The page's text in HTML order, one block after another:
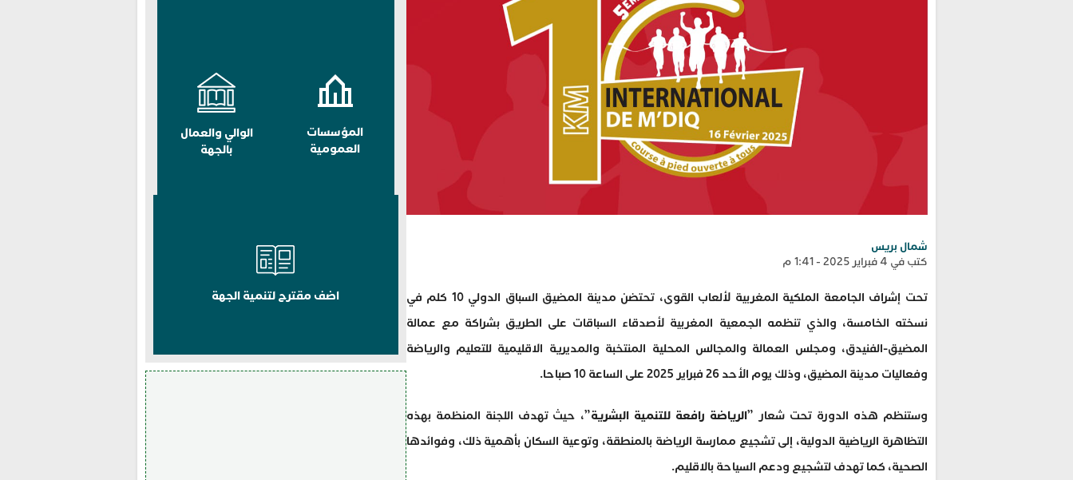
شمال بريس
كتب في 4 فبراير 2025 - 1:41 م
تحت إشراف الجامعة الملكية المغربية لألعاب القوى، تحتضن مدينة المضيق السباق الدولي 10 كلم في
نسخته الخامسة، والذي تنظمه الجمعية المغربية لأصدقاء السباقات على الطريق بشراكة مع عمالة
المضيق-الفنيدق، ومجلس العمالة والمجالس المحلية المنتخبة والمديرية الاقليمية للتعليم والرياضة
وفعاليات مدينة المضيق، وذلك يوم الأحد 26 فبراير 2025 على الساعة 10 صباحا.
وستنظم هذه الدورة تحت شعار ”الرياضة رافعة للتنمية البشرية”، حيث تهدف اللجنة المنظمة بهذه
التظاهرة الرياضية الدولية، إلى تشجيع ممارسة الرياضة بالمنطقة، وتوعية السكان بأهمية ذلك، وفوائدها
الصحية، كما تهدف لتشجيع ودعم السياحة بالاقليم.
المؤسسات
العمومية
الوالي والعمال
بالجهة
اضف مقترح لتنمية الجهة